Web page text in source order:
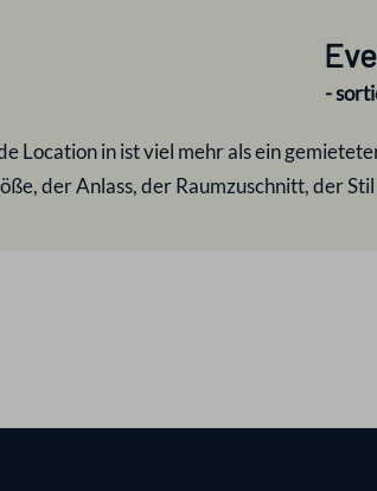
-
Location inist viel mehr als ein
der Anlass, der Raumzuschnitt, der